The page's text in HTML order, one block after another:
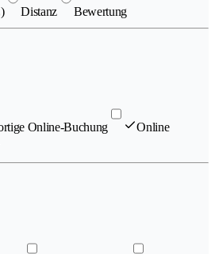
Distanz Bewertung
Online-Buchung
Online